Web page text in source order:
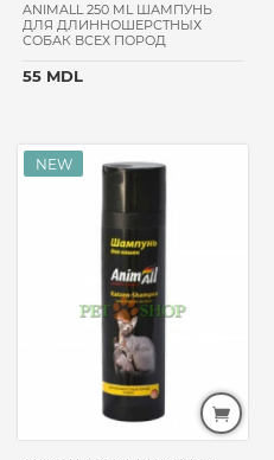
ANIMALL 250 ML ШАМПУНЬ
ДЛЯ ДЛИННОШЕРСТНЫХ
СОБАК ВСЕХ ПОРОД
55 MDL